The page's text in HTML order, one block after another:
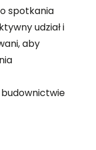
spotkania
udział i
aby